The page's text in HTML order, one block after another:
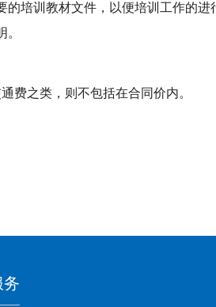
培训教材文件，以便培训工作的进
费之类，则不包括在合同价内。
务